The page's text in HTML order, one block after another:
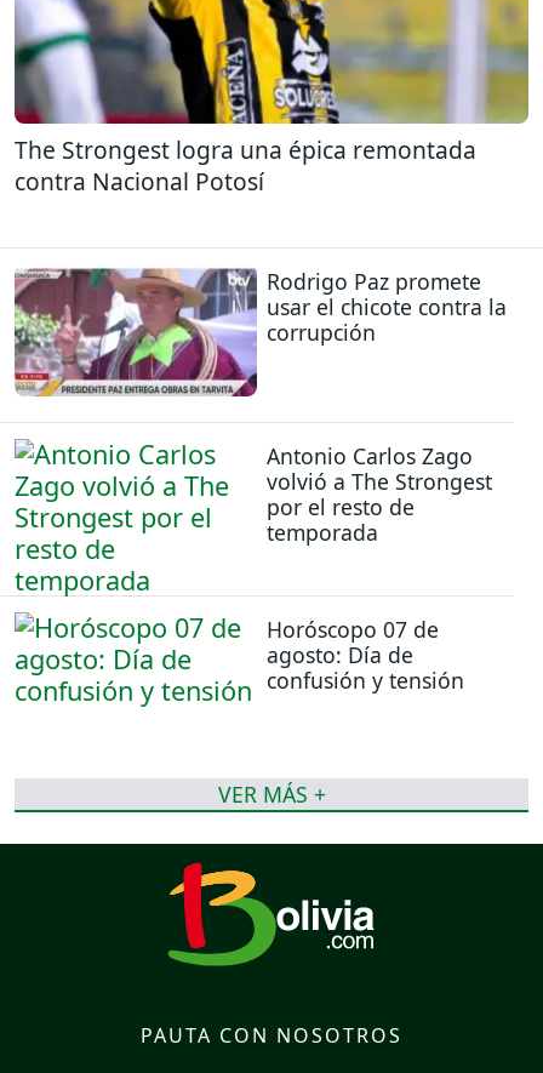
The Strongest logra una épica remontada
contra Nacional Potosí
Rodrigo Paz promete
usar el chicote contra la
corrupción
Antonio Carlos Zago
volvió a The Strongest
por el resto de
temporada
Horóscopo 07 de
agosto: Día de
confusión y tensión
VER MÁS +
PAUTA CON NOSOTROS